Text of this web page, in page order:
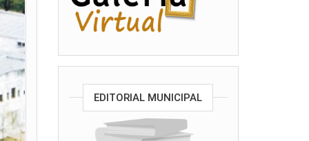
EDITORIAL MUNICIPAL